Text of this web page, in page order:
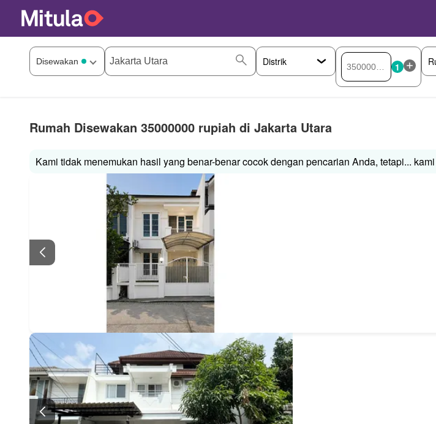
1
Rumah Disewakan 35000000 rupiah di Jakarta Utara
Kami tidak menemukan hasil yang benar-benar cocok dengan pencarian Anda, tetapi...